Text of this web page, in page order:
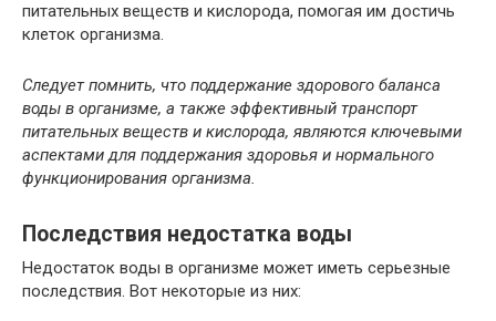
питательных веществ и кислорода, помогая им достичь
клеток организма.
Следует помнить, что поддержание здорового баланса
воды в организме, а также эффективный транспорт
питательных веществ и кислорода, являются ключевыми
аспектами для поддержания здоровья и нормального
функционирования организма.
Последствия недостатка воды
Недостаток воды в организме может иметь серьезные
последствия. Вот некоторые из них: